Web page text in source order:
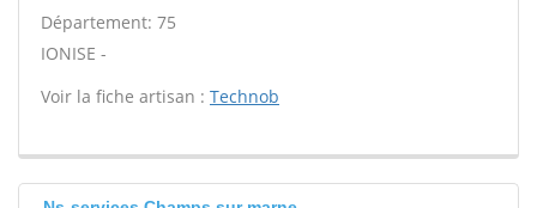
Département: 75
IONISE -
Voir la fiche artisan : Technob